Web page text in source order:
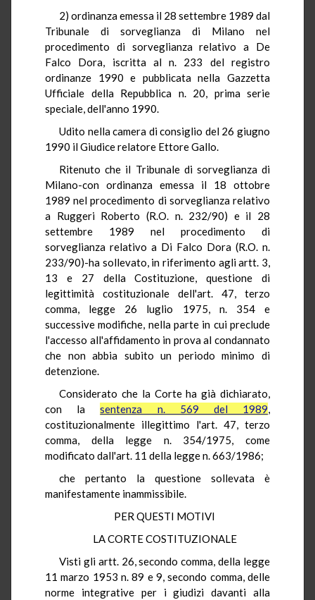
2) ordinanza emessa il 28 settembre 1989 dal
Tribunale di sorveglianza di Milano nel
procedimento di sorveglianza relativo a De
Falco Dora, iscritta al n. 233 del registro
ordinanze 1990 e pubblicata nella Gazzetta
Ufficiale della Repubblica n. 20, prima serie
speciale, dell'anno 1990.
Udito nella camera di consiglio del 26 giugno
1990 il Giudice relatore Ettore Gallo.
Ritenuto che il Tribunale di sorveglianza di
Milano-con ordinanza emessa il 18 ottobre
1989 nel procedimento di sorveglianza relativo
a Ruggeri Roberto (R.O. n. 232/90) e il 28
settembre 1989 nel procedimento di
sorveglianza relativo a Di Falco Dora (R.O. n.
233/90)-ha sollevato, in riferimento agli artt. 3,
13 e 27 della Costituzione, questione di
legittimità costituzionale dell'art. 47, terzo
comma, legge 26 luglio 1975, n. 354 e
successive modifiche, nella parte in cui preclude
l'accesso all'affidamento in prova al condannato
che non abbia subito un periodo minimo di
detenzione.
Considerato che la Corte ha già dichiarato,
con lasentenza n. 569 del 1989,
costituzionalmente illegittimo l'art. 47, terzo
comma, della legge n. 354/1975, come
modificato dall'art. 11 della legge n. 663/1986;
che pertanto la questione sollevata è
manifestamente inammissibile.
PER QUESTI MOTIVI
LA CORTE COSTITUZIONALE
Visti gli artt. 26, secondo comma, della legge
11 marzo 1953 n. 89 e 9, secondo comma, delle
norme integrative per i giudizi davanti alla